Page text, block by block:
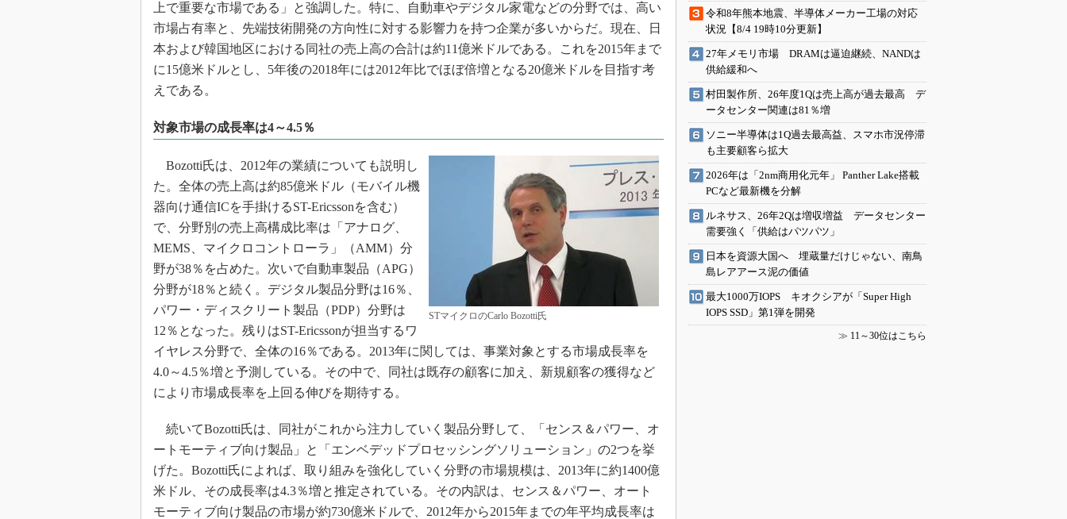
IHSアナリスト「未来展望」
「英語に愛されないエンジニア」の
ための新行動論
上で重要な市場である」と強調した。特に、自動車やデジタル家電などの分野では、高い
市場占有率と、先端技術開発の方向性に対する影響力を持つ企業が多いからだ。現在、日
本および韓国地区における同社の売上高の合計は約11億米ドルである。これを2015年まで
に15億米ドルとし、5年後の2018年には2012年比でほぼ倍増となる20億米ドルを目指す考
えである。
対象市場の成長率は4～4.5％
STマイクロのCarlo Bozotti氏
Bozotti氏は、2012年の業績についても説明し
た。全体の売上高は約85億米ドル（モバイル機
器向け通信ICを手掛けるST-Ericssonを含む）
で、分野別の売上高構成比率は「アナログ、
MEMS、マイクロコントローラ」（AMM）分
野が38％を占めた。次いで自動車製品（APG）
分野が18％と続く。デジタル製品分野は16％、
パワー・ディスクリート製品（PDP）分野は
12％となった。残りはST-Ericssonが担当するワ
イヤレス分野で、全体の16％である。2013年に関しては、事業対象とする市場成長率を
4.0～4.5％増と予測している。その中で、同社は既存の顧客に加え、新規顧客の獲得など
により市場成長率を上回る伸びを期待する。
続いてBozotti氏は、同社がこれから注力していく製品分野して、「センス＆パワー、オ
ートモーティブ向け製品」と「エンベデッドプロセッシングソリューション」の2つを挙
げた。Bozotti氏によれば、取り組みを強化していく分野の市場規模は、2013年に約1400億
米ドル、その成長率は4.3％増と推定されている。その内訳は、センス＆パワー、オート
モーティブ向け製品の市場が約730億米ドルで、2012年から2015年までの年平均成長率は
令和8年熊本地震、半導体メーカー工場の対応
状況【8/4 19時10分更新】
27年メモリ市場 DRAMは逼迫継続、NANDは
供給緩和へ
村田製作所、26年度1Qは売上高が過去最高 デ
ータセンター関連は81％増
ソニー半導体は1Q過去最高益、スマホ市況停滞
も主要顧客ら拡大
2026年は「2nm商用化元年」 Panther Lake搭載
PCなど最新機を分解
ルネサス、26年2Qは増収増益 データセンター
需要強く「供給はパツパツ」
日本を資源大国へ 埋蔵量だけじゃない、南鳥
島レアアース泥の価値
最大1000万IOPS キオクシアが「Super High
IOPS SSD」第1弾を開発
≫ 11～30位はこちら